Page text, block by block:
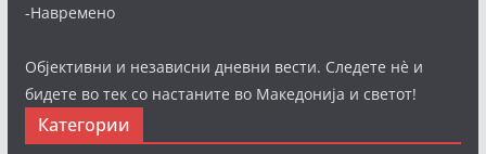
-Навремено
Објективни и независни дневни вести. Следете нè и
бидете во тек со настаните во Македонија и светот!
Категории